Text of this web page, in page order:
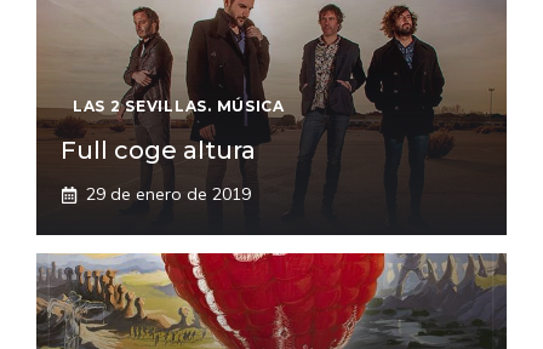
LAS 2 SEVILLAS. MÚSICA
Full coge altura
29 de enero de 2019